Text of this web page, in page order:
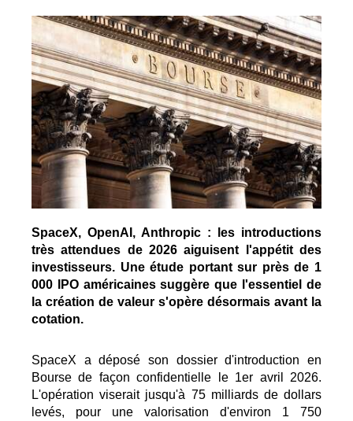
SpaceX, OpenAI, Anthropic : les introductions
très attendues de 2026 aiguisent l'appétit des
investisseurs. Une étude portant sur près de 1
000 IPO américaines suggère que l'essentiel de
la création de valeur s'opère désormais avant la
cotation.
SpaceX a déposé son dossier d'introduction en
Bourse de façon confidentielle le 1er avril 2026.
L'opération viserait jusqu'à 75 milliards de dollars
levés, pour une valorisation d'environ 1 750